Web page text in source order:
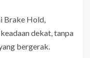
Brake Hold,
dekat, tanpa
bergerak.